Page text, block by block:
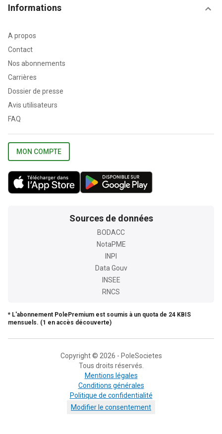
Informations
A propos
Contact
Nos abonnements
Carrières
Dossier de presse
Avis utilisateurs
FAQ
MON COMPTE
Sources de données
BODACC
NotaPME
INPI
Data Gouv
INSEE
RNCS
* L'abonnement PolePremium est soumis à un quota de 24 KBIS
mensuels. (1 en accès découverte)
Copyright © 2026 - PoleSocietes
Tous droits réservés.
Mentions légales
Conditions générales
Politique de confidentialité
Modifier le consentement